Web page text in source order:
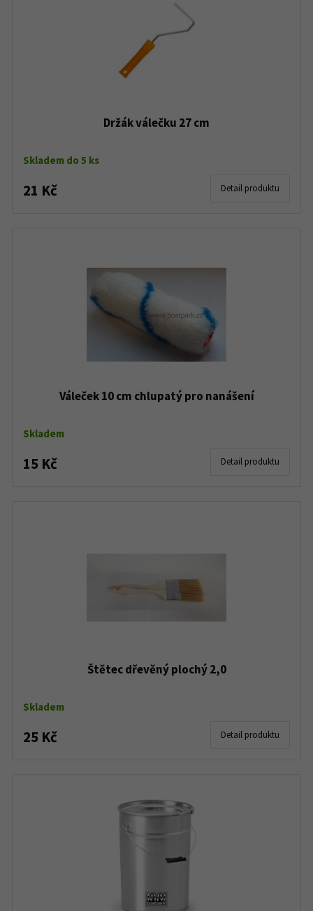
Držák válečku 27 cm
Skladem do 5 ks
21 Kč Detail produktu
Váleček 10 cm chlupatý pro nanášení
Skladem
15 Kč Detail produktu
Štětec dřevěný plochý 2,0
Skladem
25 Kč Detail produktu